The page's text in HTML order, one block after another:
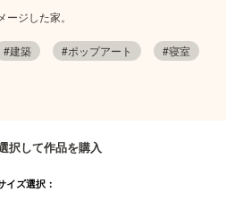
ジした家。
#建築 #ポップアート
#寝室
択して作品を購入
イズ選択：